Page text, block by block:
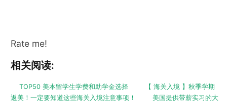
Rate me!
相关阅读:
TOP50 美本留学生学费和助学金选择
【 海关入境 】秋季学期
返美！一定要知道这些海关入境注意事项！
美国提供带薪实习的大